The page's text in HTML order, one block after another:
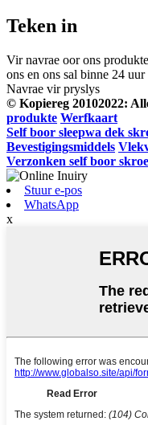
Teken in
Vir navrae oor ons
ons en ons sal binne 24
Navrae vir pryslys
© Kopiereg 20102022:
produkte Werfkaart
Self boor sleepwa dek
Bevestigingsmiddels
Verzonken self boor
Stuur e-pos
WhatsApp
x